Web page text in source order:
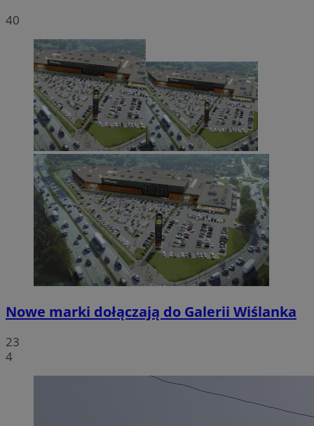
40
Nowe marki dołączają do Galerii Wiślanka
23
4